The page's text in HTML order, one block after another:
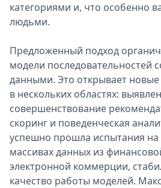
категориями и, что особенно
людьми.
Предложенный подход
модели последовательностей
данными. Это открывает
в нескольких областях:
совершенствование
скоринг и поведенческая
успешно прошла испытания на
массивах данных из
электронной коммерции,
качество работы моделей.